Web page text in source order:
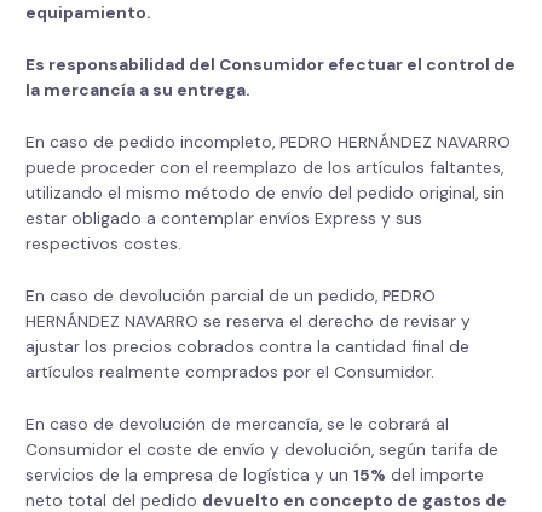
equipamiento.
Es responsabilidad del Consumidor efectuar el control de
la mercancía a su entrega.
En caso de pedido incompleto, PEDRO HERNÁNDEZ NAVARRO
puede proceder con el reemplazo de los artículos faltantes,
utilizando el mismo método de envío del pedido original, sin
estar obligado a contemplar envíos Express y sus
respectivos costes.
En caso de devolución parcial de un pedido, PEDRO
HERNÁNDEZ NAVARRO se reserva el derecho de revisar y
ajustar los precios cobrados contra la cantidad final de
artículos realmente comprados por el Consumidor.
En caso de devolución de mercancía, se le cobrará al
Consumidor el coste de envío y devolución, según tarifa de
servicios de la empresa de logística y un15% del importe
neto total del pedido devuelto en concepto de gastos de